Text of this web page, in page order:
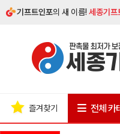
기프트인포의 새 이름!세종기프
즐겨찾기 전체 카